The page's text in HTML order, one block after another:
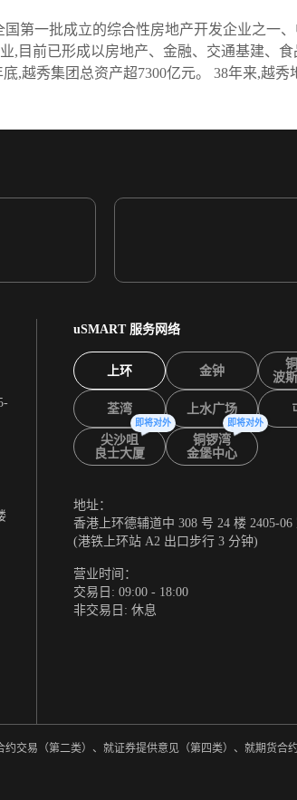
第一批成立的综合性房地产开发企业之一
目前已形成以房地产、金融、交通基建、
,越秀集团总资产超7300亿元。 38年来,越秀
uSMART 服务网络
上环 金钟
波
荃湾 上水广场
尖沙咀
良士大厦
即将对外
铜锣湾
金堡中心
即将对外
地址：
香港上环德辅道中 308 号 24 楼 2405-06
(港铁上环站 A2 出口步行 3 分钟)
营业时间：
交易日: 09:00 - 18:00
非交易日: 休息
交易（第二类）、就证券提供意见（第四类）、就期货